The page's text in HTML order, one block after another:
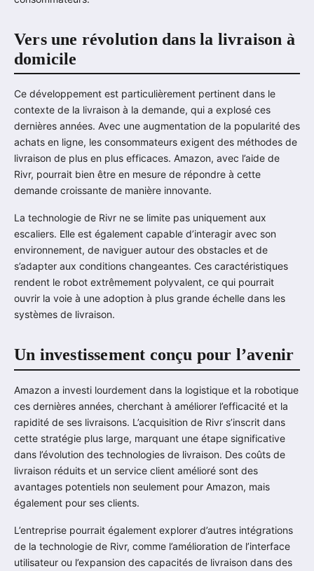
Vers une révolution dans la livraison à
domicile
Ce développement est particulièrement pertinent dans le
contexte de la livraison à la demande, qui a explosé ces
dernières années. Avec une augmentation de la popularité des
achats en ligne, les consommateurs exigent des méthodes de
livraison de plus en plus efficaces. Amazon, avec l’aide de
Rivr, pourrait bien être en mesure de répondre à cette
demande croissante de manière innovante.
La technologie de Rivr ne se limite pas uniquement aux
escaliers. Elle est également capable d’interagir avec son
environnement, de naviguer autour des obstacles et de
s’adapter aux conditions changeantes. Ces caractéristiques
rendent le robot extrêmement polyvalent, ce qui pourrait
ouvrir la voie à une adoption à plus grande échelle dans les
systèmes de livraison.
Un investissement conçu pour l’avenir
Amazon a investi lourdement dans la logistique et la robotique
ces dernières années, cherchant à améliorer l’efficacité et la
rapidité de ses livraisons. L’acquisition de Rivr s’inscrit dans
cette stratégie plus large, marquant une étape significative
dans l’évolution des technologies de livraison. Des coûts de
livraison réduits et un service client amélioré sont des
avantages potentiels non seulement pour Amazon, mais
également pour ses clients.
L’entreprise pourrait également explorer d’autres intégrations
de la technologie de Rivr, comme l’amélioration de l’interface
utilisateur ou l’expansion des capacités de livraison dans des